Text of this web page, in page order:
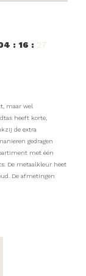
: 16 : 27
maar wel
heeft korte,
de extra
gedragen
met één
De metaalkleur heet
De afmetingen